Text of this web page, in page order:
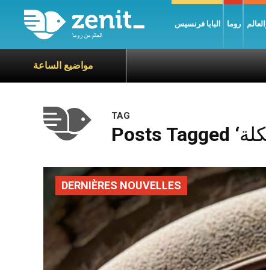
البابا فرنسيس روما
مواضيع الساعة
TAG
DERNIÈRES NOUVELLES